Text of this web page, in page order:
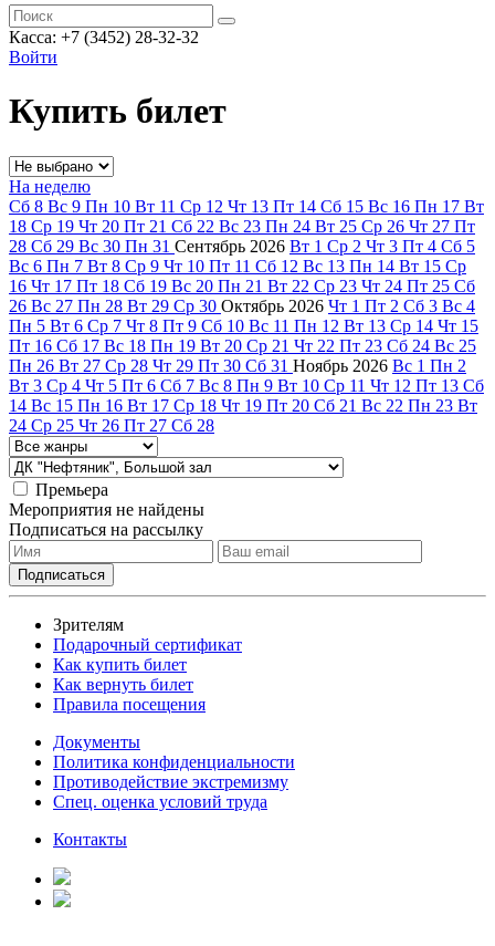
Касса: +7 (3452) 28-32-32
Войти
Купить билет
На неделю
Сб 8 Вс 9 Пн 10 Вт 11 Ср 12 Чт 13 Пт 14 Сб 15 Вс 16 Пн 17 Вт
18 Ср 19 Чт 20 Пт 21 Сб 22 Вс 23 Пн 24 Вт 25 Ср 26 Чт 27 Пт
28 Сб 29 Вс 30 Пн 31 Сентябрь 2026 Вт 1 Ср 2 Чт 3 Пт 4 Сб 5
Вс 6 Пн 7 Вт 8 Ср 9 Чт 10 Пт 11 Сб 12 Вс 13 Пн 14 Вт 15 Ср
16 Чт 17 Пт 18 Сб 19 Вс 20 Пн 21 Вт 22 Ср 23 Чт 24 Пт 25 Сб
26 Вс 27 Пн 28 Вт 29 Ср 30 Октябрь 2026 Чт 1 Пт 2 Сб 3 Вс 4
Пн 5 Вт 6 Ср 7 Чт 8 Пт 9 Сб 10 Вс 11 Пн 12 Вт 13 Ср 14 Чт 15
Пт 16 Сб 17 Вс 18 Пн 19 Вт 20 Ср 21 Чт 22 Пт 23 Сб 24 Вс 25
Пн 26 Вт 27 Ср 28 Чт 29 Пт 30 Сб 31 Ноябрь 2026 Вс 1 Пн 2
Вт 3 Ср 4 Чт 5 Пт 6 Сб 7 Вс 8 Пн 9 Вт 10 Ср 11 Чт 12 Пт 13 Сб
14 Вс 15 Пн 16 Вт 17 Ср 18 Чт 19 Пт 20 Сб 21 Вс 22 Пн 23 Вт
24 Ср 25 Чт 26 Пт 27 Сб 28
Премьера
Мероприятия не найдены
Подписаться на рассылку
Зрителям
Подарочный сертификат
Как купить билет
Как вернуть билет
Правила посещения
Документы
Политика конфиденциальности
Противодействие экстремизму
Спец. оценка условий труда
Контакты